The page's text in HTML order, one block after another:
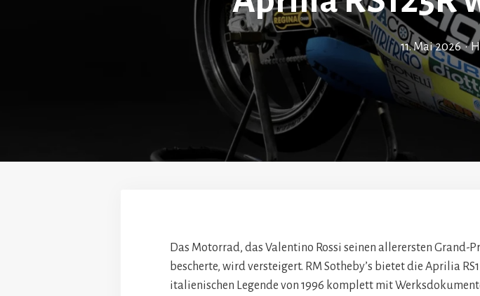
11. Mai 2026 •
Das Motorrad, das Valentino Rossi seinen allerersten Grand-
bescherte, wird versteigert. RM Sotheby’s bietet die Aprilia
italienischen Legende von 1996 komplett mit